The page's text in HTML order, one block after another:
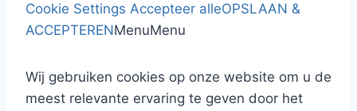
Cookie Settings Accepteer alleOPSLAAN &
ACCEPTERENMenuMenu
Wij gebruiken cookies op onze website om u de
meest relevante ervaring te geven door het